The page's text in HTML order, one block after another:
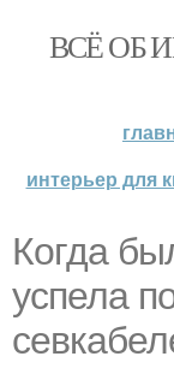
ВСЁ ОБ
интерьер для
Когда
успела